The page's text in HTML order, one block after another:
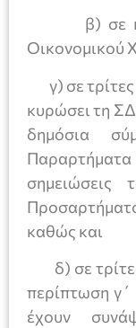
β) σε
Οικονομικού
γ) σε τρίτες
κυρώσει τη
δημόσια
καθώς και
δ) σε
περίπτωση
έχουν